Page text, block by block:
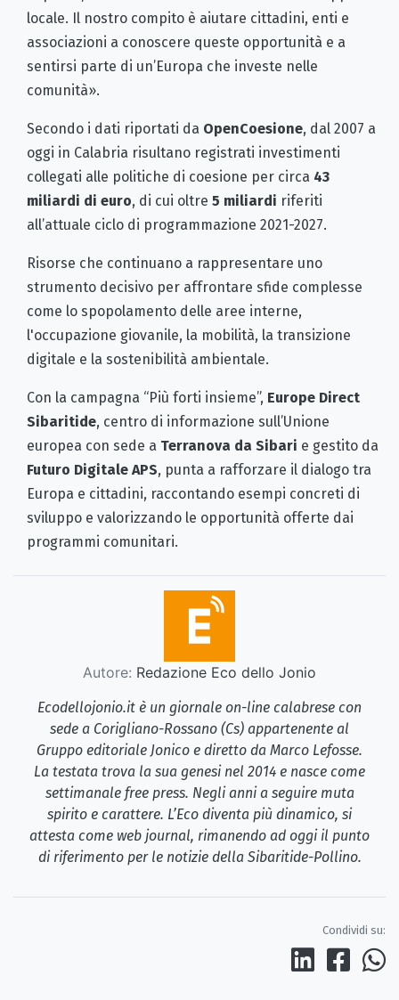
locale. Il nostro compito è aiutare cittadini, enti e
associazioni a conoscere queste opportunità e a
sentirsi parte di un’Europa che investe nelle
comunità».
Secondo i dati riportati da OpenCoesione, dal 2007 a
oggi in Calabria risultano registrati investimenti
collegati alle politiche di coesione per circa 43
miliardi di euro, di cui oltre 5 miliardi riferiti
all’attuale ciclo di programmazione 2021-2027.
Risorse che continuano a rappresentare uno
strumento decisivo per affrontare sfide complesse
come lo spopolamento delle aree interne,
l'occupazione giovanile, la mobilità, la transizione
digitale e la sostenibilità ambientale.
Con la campagna “Più forti insieme”, Europe Direct
Sibaritide, centro di informazione sull’Unione
europea con sede a Terranova da Sibari e gestito da
Futuro Digitale APS, punta a rafforzare il dialogo tra
Europa e cittadini, raccontando esempi concreti di
sviluppo e valorizzando le opportunità offerte dai
programmi comunitari.
Autore: Redazione Eco dello Jonio
Ecodellojonio.it è un giornale on-line calabrese con
sede a Corigliano-Rossano (Cs) appartenente al
Gruppo editoriale Jonico e diretto da Marco Lefosse.
La testata trova la sua genesi nel 2014 e nasce come
settimanale free press. Negli anni a seguire muta
spirito e carattere. L’Eco diventa più dinamico, si
attesta come web journal, rimanendo ad oggi il punto
di riferimento per le notizie della Sibaritide-Pollino.
Condividi su: